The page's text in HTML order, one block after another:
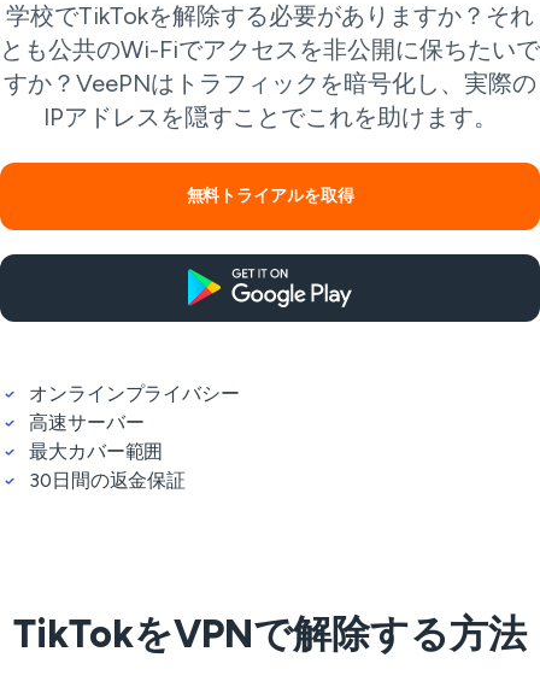
学校でTikTokを解除する必要がありますか？それ
とも公共のWi-Fiでアクセスを非公開に保ちたいで
すか？VeePNはトラフィックを暗号化し、実際の
IPアドレスを隠すことでこれを助けます。
無料トライアルを取得
オンラインプライバシー
高速サーバー
最大カバー範囲
30日間の返金保証
TikTokをVPNで解除する方法